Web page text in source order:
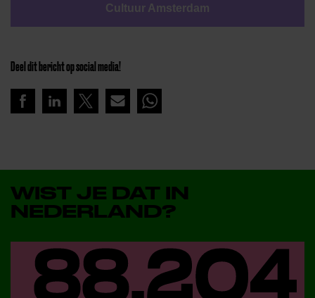
Cultuur Amsterdam
Deel dit bericht op social media!
WIST JE DAT IN
NEDERLAND?